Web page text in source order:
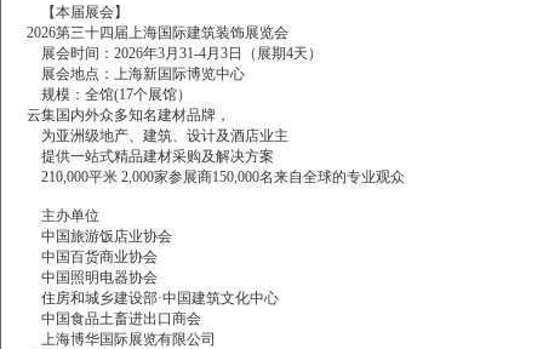
【本届展会】
2026第三十四届上海国际建筑装饰展览会
展会时间：2026年3月31-4月3日（展期4天）
展会地点：上海新国际博览中心
规模：全馆(17个展馆）
云集国内外众多知名建材品牌，
为亚洲级地产、建筑、设计及酒店业主
提供一站式精品建材采购及解决方案
210,000平米 2,000家参展商150,000名来自全球的专业观众
主办单位
中国旅游饭店业协会
中国百货商业协会
中国照明电器协会
住房和城乡建设部·中国建筑文化中心
中国食品土畜进出口商会
上海博华国际展览有限公司